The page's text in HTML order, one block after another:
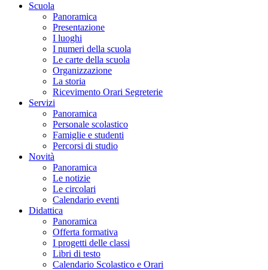
Scuola
Panoramica
Presentazione
I luoghi
I numeri della scuola
Le carte della scuola
Organizzazione
La storia
Ricevimento Orari Segreterie
Servizi
Panoramica
Personale scolastico
Famiglie e studenti
Percorsi di studio
Novità
Panoramica
Le notizie
Le circolari
Calendario eventi
Didattica
Panoramica
Offerta formativa
I progetti delle classi
Libri di testo
Calendario Scolastico e Orari